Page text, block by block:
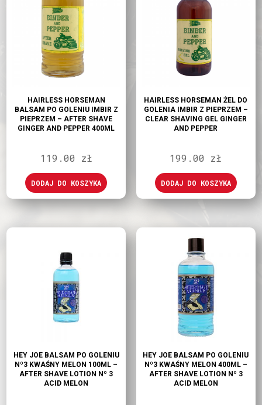
HAIRLESS HORSEMAN
BALSAM PO GOLENIU IMBIR Z
PIEPRZEM – AFTER SHAVE
GINGER AND PEPPER 400ML
119.00 zł
DODAJ DO KOSZYKA
HAIRLESS HORSEMAN ŻEL DO
GOLENIA IMBIR Z PIEPRZEM –
CLEAR SHAVING GEL GINGER
AND PEPPER
199.00 zł
DODAJ DO KOSZYKA
HEY JOE BALSAM PO GOLENIU
Nº3 KWAŚNY MELON 100ML –
AFTER SHAVE LOTION Nº 3
ACID MELON
HEY JOE BALSAM PO GOLENIU
Nº3 KWAŚNY MELON 400ML –
AFTER SHAVE LOTION Nº 3
ACID MELON